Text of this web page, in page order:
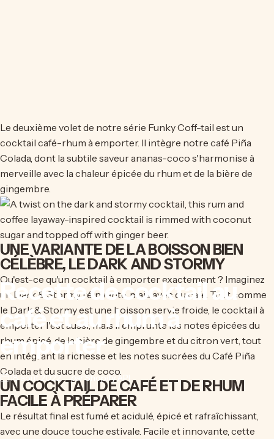
Recettedecocktailau
caféetaurhumà
emporter
18 août 2022 parShopify API
Le deuxième volet de notre série Funky Coff-tail est un
cocktail café-rhum à emporter. Il intègre notre café Piña
Colada, dont la subtile saveur ananas-coco s'harmonise à
merveille avec la chaleur épicée du rhum et de la bière de
gingembre.
UNE VARIANTE DE LA BOISSON BIEN
CÉLÈBRE, LE DARK AND STORMY
Qu'est-ce qu'un cocktail à emporter exactement ? Imaginez
un Dark & ​​Stormy réinventé, mais avec du café. Tout comme
le Dark & ​​Stormy est une boisson servie froide, le cocktail à
emporter l'est aussi, mais il emprunte les notes épicées du
rhum épicé, de la bière de gingembre et du citron vert, tout
en intégrant la richesse et les notes sucrées du Café Piña
Colada et du sucre de coco.
UN COCKTAIL DE CAFÉ ET DE RHUM
FACILE À PRÉPARER
Le résultat final est fumé et acidulé, épicé et rafraîchissant,
avec une douce touche estivale. Facile et innovante, cette